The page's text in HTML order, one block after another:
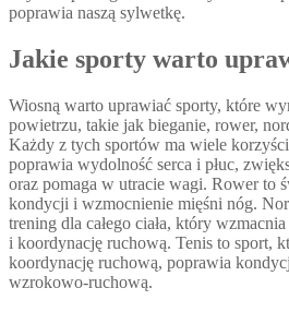
poprawia naszą sylwetkę.
Jakie sporty warto
Wiosną warto uprawiać sporty, które
powietrzu, takie jak bieganie, rower,
Każdy z tych sportów ma wiele
poprawia wydolność serca i płuc,
oraz pomaga w utracie wagi. Rower to
kondycji i wzmocnienie mięśni nóg.
trening dla całego ciała, który
i koordynację ruchową. Tenis to sport,
koordynację ruchową, poprawia
wzrokowo-ruchową.